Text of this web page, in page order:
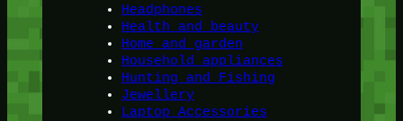
Headphones
Health and beauty
Home and garden
Household appliances
Hunting and Fishing
Jewellery
Laptop Accessories